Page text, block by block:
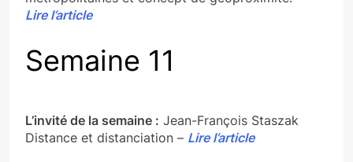
Lire l’article
Semaine 11
L’invité de la semaine : Jean-François Staszak
Distance et distanciation – Lire l’article